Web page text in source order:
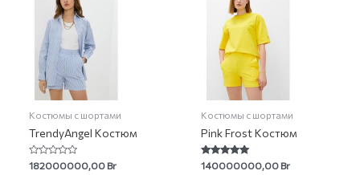
Костюмы с шортами
TrendyAngel Костюм
Rated
0
182000000,00Br
Костюмы с шортами
Pink Frost Костюм
Rated
4.75
140000000,00Br